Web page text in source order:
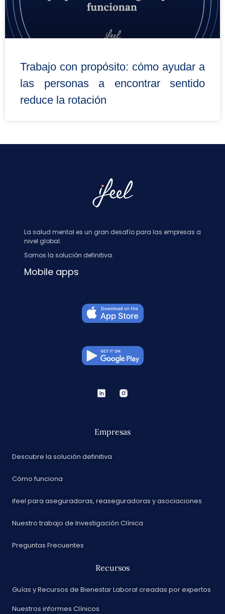
Trabajo con propósito: cómo ayudar a
las personas a encontrar sentido
reduce la rotación
La salud mental es un gran desafío para las empresas a
nivel global.
Somos la solución definitiva.
Mobile apps
Empresas
Descubre la solución definitiva
Cómo funciona
ifeel para aseguradoras, reaseguradoras y asociaciones
Nuestro trabajo de Investigación Clínica
Preguntas Frecuentes
Recursos
Guías y Recursos de Bienestar Laboral creadas por expertos
Nuestros informes Clínicos